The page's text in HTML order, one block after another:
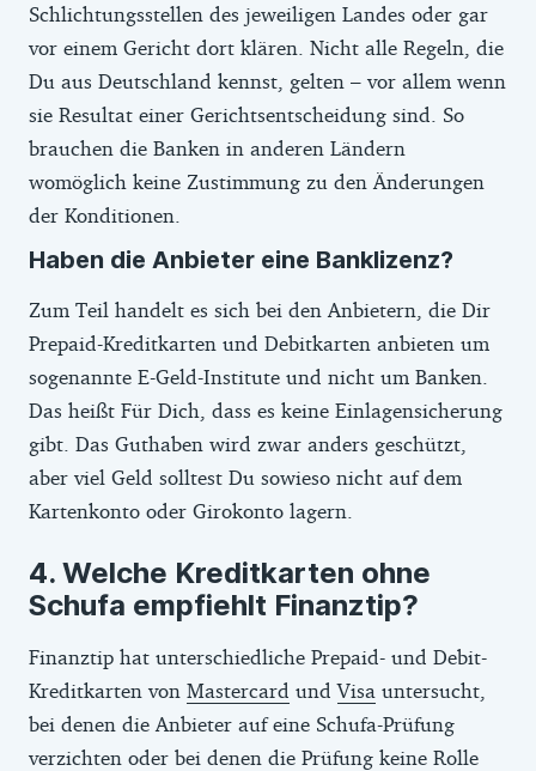
Schlichtungsstellen des jeweiligen Landes oder gar
vor einem Gericht dort klären. Nicht alle Regeln, die
Du aus Deutschland kennst, gelten – vor allem wenn
sie Resultat einer Gerichtsentscheidung sind. So
brauchen die Banken in anderen Ländern
womöglich keine Zustimmung zu den Änderungen
der Konditionen.
Haben die Anbieter eine Banklizenz?
Zum Teil handelt es sich bei den Anbietern, die Dir
Prepaid-Kreditkarten und Debitkarten anbieten um
sogenannte E-Geld-Institute und nicht um Banken.
Das heißt Für Dich, dass es keine Einlagensicherung
gibt. Das Guthaben wird zwar anders geschützt,
aber viel Geld solltest Du sowieso nicht auf dem
Kartenkonto oder Girokonto lagern.
Welche Kreditkarten ohne
Schufa empfiehlt Finanztip?
Finanztip hat unterschiedliche Prepaid- und Debit-
Kreditkarten von Mastercard undVisa untersucht,
bei denen die Anbieter auf eine Schufa-Prüfung
verzichten oder bei denen die Prüfung keine Rolle